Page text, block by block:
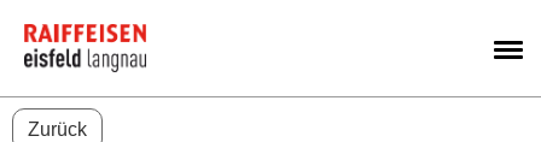
Zurück